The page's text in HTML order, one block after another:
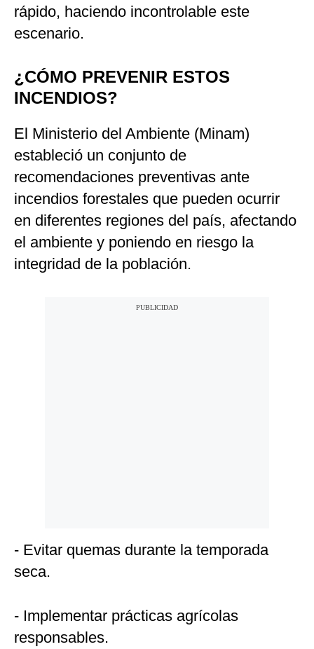
rápido, haciendo incontrolable este
escenario.
¿CÓMO PREVENIR ESTOS
INCENDIOS?
El Ministerio del Ambiente (Minam)
estableció un conjunto de
recomendaciones preventivas ante
incendios forestales que pueden ocurrir
en diferentes regiones del país, afectando
el ambiente y poniendo en riesgo la
integridad de la población.
- Evitar quemas durante la temporada
seca.
- Implementar prácticas agrícolas
responsables.